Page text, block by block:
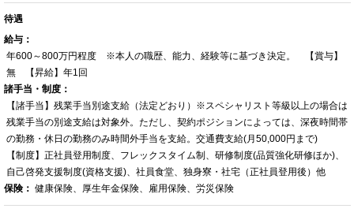
待遇
給与：
年600～800万円程度 ※本人の職歴、能力、経験等に基づき決定。 【賞与】
無 【昇給】年1回
諸手当・制度：
【諸手当】残業手当別途支給（法定どおり）※スペシャリスト等級以上の場合は
残業手当の別途支給は対象外。ただし、契約ポジションによっては、深夜時間帯
の勤務・休日の勤務のみ時間外手当を支給。交通費支給(月50,000円まで)
【制度】正社員登用制度、フレックスタイム制、研修制度(品質強化研修ほか)、
自己啓発支援制度(資格支援)、社員食堂、独身寮・社宅（正社員登用後）他
保険： 健康保険、厚生年金保険、雇用保険、労災保険